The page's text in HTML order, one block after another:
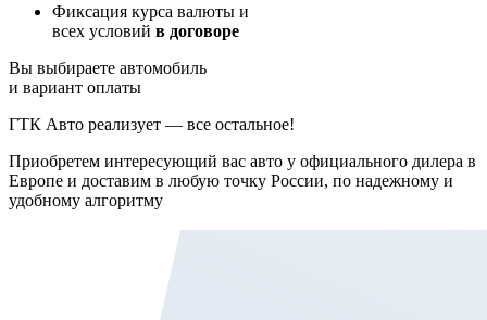
Фиксация курса валюты и
всех условий в договоре
Вы выбираете автомобиль
и вариант оплаты
ГТК Авто реализует — все остальное!
Приобретем интересующий вас авто у официального дилера в
Европе и доставим в любую точку России, по надежному и
удобному алгоритму